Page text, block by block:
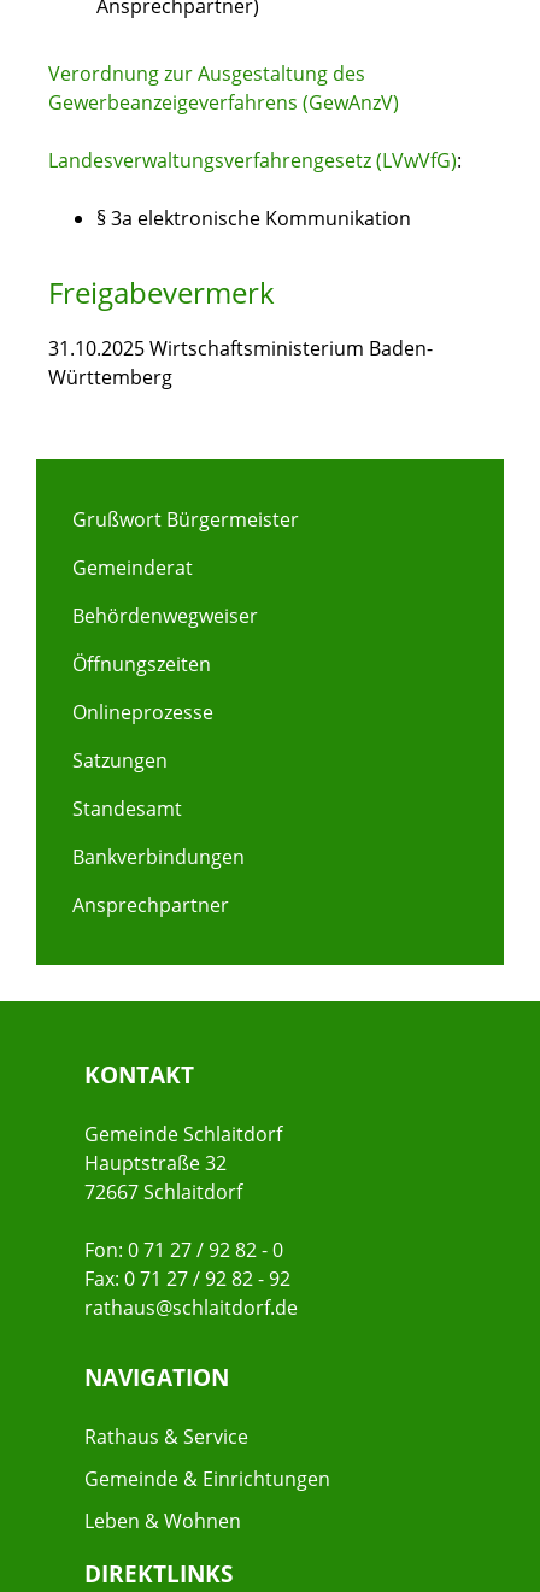
Ansprechpartner)
Verordnung zur Ausgestaltung des
Gewerbeanzeigeverfahrens (GewAnzV)
Landesverwaltungsverfahrengesetz (LVwVfG):
§ 3a elektronische Kommunikation
Freigabevermerk
31.10.2025 Wirtschaftsministerium Baden-
Württemberg
Grußwort Bürgermeister
Gemeinderat
Behördenwegweiser
Öffnungszeiten
Onlineprozesse
Satzungen
Standesamt
Bankverbindungen
Ansprechpartner
KONTAKT
Gemeinde Schlaitdorf
Hauptstraße 32
72667 Schlaitdorf
Fon: 0 71 27 / 92 82 - 0
Fax: 0 71 27 / 92 82 - 92
rathaus@schlaitdorf.de
NAVIGATION
Rathaus & Service
Gemeinde & Einrichtungen
Leben & Wohnen
DIREKTLINKS